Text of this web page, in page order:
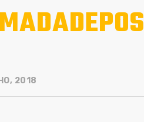
2018